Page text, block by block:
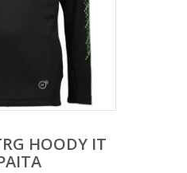
HOODY IT